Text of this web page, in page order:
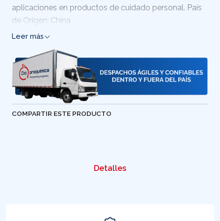
aplicaciones en productos de cuidado personal. País
de Origen: China
Leer más
COMPARTIR ESTE PRODUCTO
Detalles